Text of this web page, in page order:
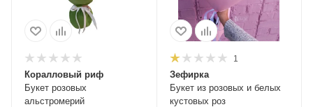
Букет розовых
альстромерий
Коралловый риф
1
Букет из розовых и белых
кустовых роз
Зефирка